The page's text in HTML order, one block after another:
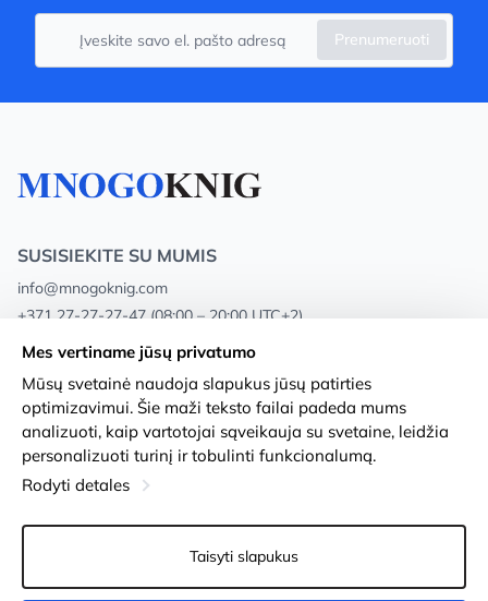
Prenumeruoti
SUSISIEKITE SU MUMIS
info@mnogoknig.com
+371 27-27-27-47 (08:00 – 20:00 UTC+2)
Rīga, Augusta Deglava 69d, LV-1082
Apie mus
Parduotuvės
Pristatymas ir mokėjimas
Lojalumo kortelės
Privacy Policy
Sąlygos ir nuostatos
Prekių grąžinimas
Slapukų nustatymai
Mes vertiname jūsų privatumo
Mūsų svetainė naudoja slapukus jūsų patirties
optimizavimui. Šie maži teksto failai padeda mums
analizuoti, kaip vartotojai sąveikauja su svetaine, leidžia
personalizuoti turinį ir tobulinti funkcionalumą.
Rodyti detales
Taisyti slapukus